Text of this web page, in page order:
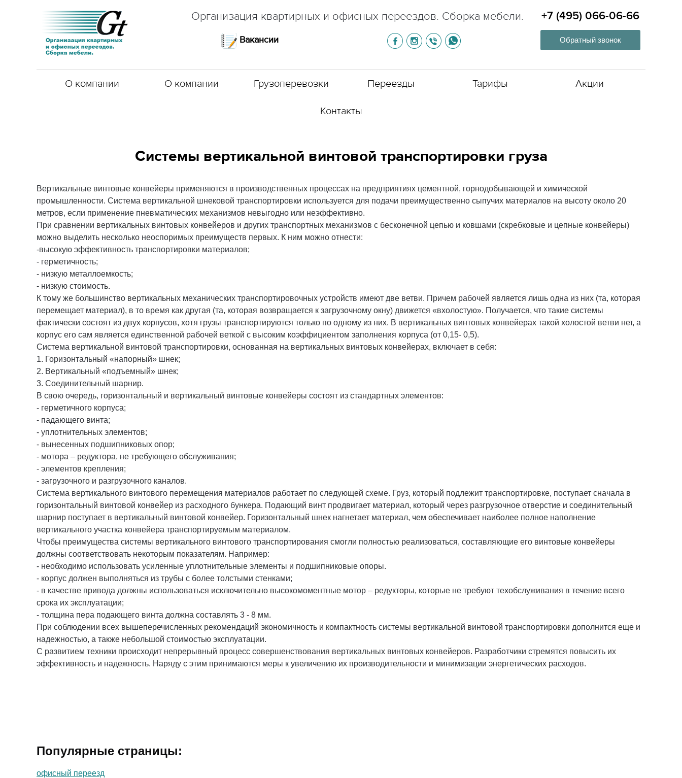
Организация квартирных и офисных переездов. Сборка мебели.
Вакансии
+7 (495) 066-06-66
Обратный звонок
О компании О компании Грузоперевозки Переезды Тарифы Акции
Контакты
Системы вертикальной винтовой транспортировки груза
Вертикальные винтовые конвейеры применяются в производственных процессах на предприятиях цементной, горнодобывающей и химической
промышленности. Система вертикальной шнековой транспортировки используется для подачи преимущественно сыпучих материалов на высоту около 20
метров, если применение пневматических механизмов невыгодно или неэффективно.
При сравнении вертикальных винтовых конвейеров и других транспортных механизмов с бесконечной цепью и ковшами (скребковые и цепные конвейеры)
можно выделить несколько неоспоримых преимуществ первых. К ним можно отнести:
-высокую эффективность транспортировки материалов;
- герметичность;
- низкую металлоемкость;
- низкую стоимость.
К тому же большинство вертикальных механических транспортировочных устройств имеют две ветви. Причем рабочей является лишь одна из них (та, которая
перемещает материал), в то время как другая (та, которая возвращается к загрузочному окну) движется «вхолостую». Получается, что такие системы
фактически состоят из двух корпусов, хотя грузы транспортируются только по одному из них. В вертикальных винтовых конвейерах такой холостой ветви нет, а
корпус его сам является единственной рабочей веткой с высоким коэффициентом заполнения корпуса (от 0,15- 0,5).
Система вертикальной винтовой транспортировки, основанная на вертикальных винтовых конвейерах, включает в себя:
1. Горизонтальный «напорный» шнек;
2. Вертикальный «подъемный» шнек;
3. Соединительный шарнир.
В свою очередь, горизонтальный и вертикальный винтовые конвейеры состоят из стандартных элементов:
- герметичного корпуса;
- падающего винта;
- уплотнительных элементов;
- вынесенных подшипниковых опор;
- мотора – редуктора, не требующего обслуживания;
- элементов крепления;
- загрузочного и разгрузочного каналов.
Система вертикального винтового перемещения материалов работает по следующей схеме. Груз, который подлежит транспортировке, поступает сначала в
горизонтальный винтовой конвейер из расходного бункера. Подающий винт продвигает материал, который через разгрузочное отверстие и соединительный
шарнир поступает в вертикальный винтовой конвейер. Горизонтальный шнек нагнетает материал, чем обеспечивает наиболее полное наполнение
вертикального участка конвейера транспортируемым материалом.
Чтобы преимущества системы вертикального винтового транспортирования смогли полностью реализоваться, составляющие его винтовые конвейеры
должны соответствовать некоторым показателям. Например:
- необходимо использовать усиленные уплотнительные элементы и подшипниковые опоры.
- корпус должен выполняться из трубы с более толстыми стенками;
- в качестве привода должны использоваться исключительно высокомоментные мотор – редукторы, которые не требуют техобслуживания в течение всего
срока их эксплуатации;
- толщина пера подающего винта должна составлять 3 - 8 мм.
При соблюдении всех вышеперечисленных рекомендаций экономичность и компактность системы вертикальной винтовой транспортировки дополнится еще и
надежностью, а также небольшой стоимостью эксплуатации.
С развитием техники происходит непрерывный процесс совершенствования вертикальных винтовых конвейеров. Разработчики стремятся повысить их
эффективность и надежность. Наряду с этим принимаются меры к увеличению их производительности и минимизации энергетических расходов.
Популярные страницы:
офисный переезд